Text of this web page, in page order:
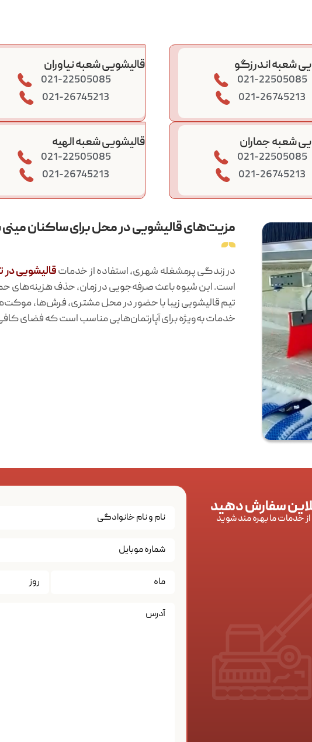
شعبه اندرزگو
021-22505085
021-26745213
قالیشویی شعبه نیاوران
021-22505085
021-26745213
شعبه جماران
021-22505085
021-26745213
قالیشویی شعبه الهیه
021-22505085
021-26745213
مزیت‌های قالیشویی در محل برای ساکنان
در زندگی پرمشغله شهری، استفاده از خدماتقالیشویی در
است. این شیوه باعث صرفه‌جویی در زمان، حذف
تیم قالیشویی زیبا با حضور در محل مشتری، فرش‌ها،
خدمات به‌ویژه برای آپارتمان‌هایی مناسب است که فضای
سفارش دهید
از خدمات ما بهره مند شوید
تاریخ*